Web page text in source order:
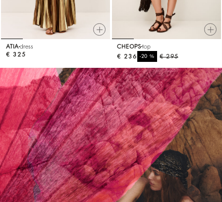
ATIA dress
€ 325
CHEOPStop
€ 295
-20%
€ 236